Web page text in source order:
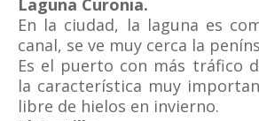
Laguna Curonia.
En la ciudad, la laguna es
canal, se ve muy cerca la
Es el puerto con más tráfico
la característica muy
libre de hielos en invierno.